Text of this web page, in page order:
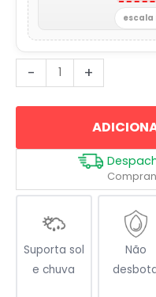
escala
-
Amo
Praga
I
Praga
+
Suporta sol
e chuva
Não